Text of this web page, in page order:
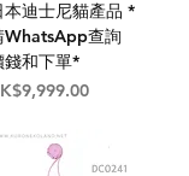
本迪士尼貓產品 *
WhatsApp查詢
錢和下單*
格